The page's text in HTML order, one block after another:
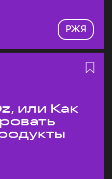
РЖЯ
или Как